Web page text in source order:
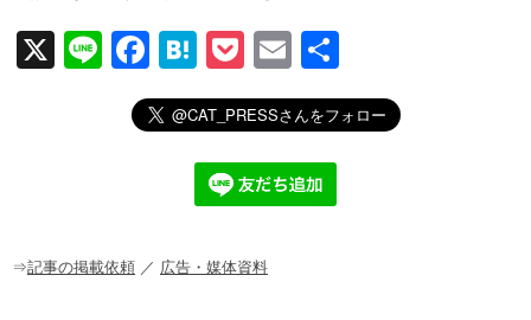
X
Li
F
a
c
o
H
at
e
n
a
P
o
ck
et
E
m
ail
有
⇒記事の掲載依頼 ／ 広告・媒体資料